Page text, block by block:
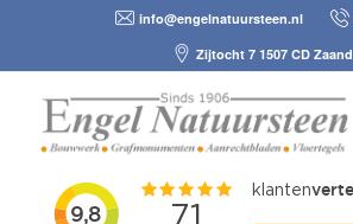
info@engelnatuursteen.nl
Zijtocht 7 1507 CD